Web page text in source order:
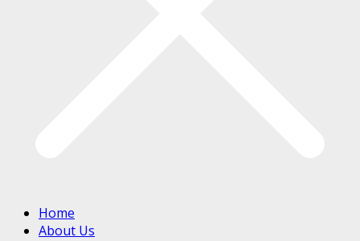
Home
About Us